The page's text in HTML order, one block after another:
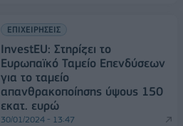
ΕΠΙΧΕΙΡΗΣΕΙΣ
InvestEU: Στηρίζει το
Ευρωπαϊκό Ταμείο Επενδύσεων
για το ταμείο
απανθρακοποίησης ύψους 150
εκατ. ευρώ
30/01/2024 - 13:47